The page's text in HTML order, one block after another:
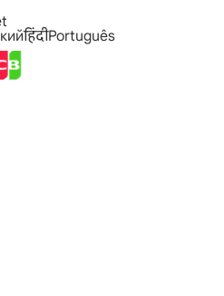
हिंदीPortuguês